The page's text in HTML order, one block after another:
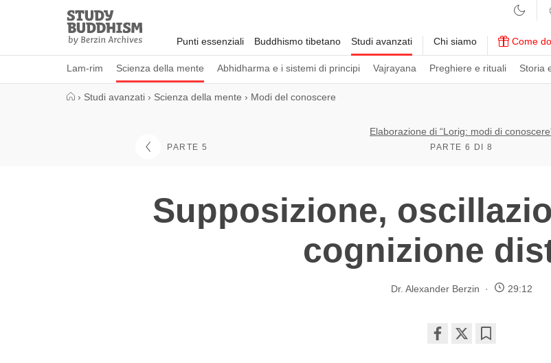
Study
Buddhism
Home
Punti essenziali Buddhismo tibetano Studi avanzati
Lam-rim Scienza della mente Abhidharma e i sistemi di principi Vajrayana Preghiere e rituali Storia
Chi siamo Come
› Studi avanzati › Scienza della mente › Modi del conoscere
PARTE 5
Elaborazione di “Lorig: modi di
PARTE 6 DI 8
Supposizione,
cognizione
Dr. Alexander Berzin 29:12